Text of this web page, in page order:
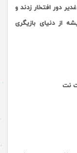
دور افتخار زدند و
از دنیای بازیگری
نت